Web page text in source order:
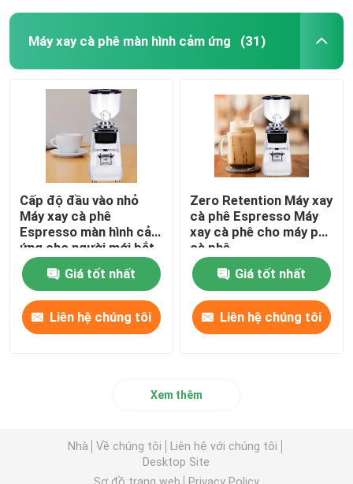
Máy xay cà phê màn hình cảm ứng (31)
Cấp độ đầu vào nhỏ
Máy xay cà phê
Espresso màn hình cảm
ứng cho người mới bắt
đầu
Giá tốt nhất
Liên hệ chúng tôi
Zero Retention Máy xay
cà phê Espresso Máy
xay cà phê cho máy pha
cà phê
Giá tốt nhất
Liên hệ chúng tôi
Xem thêm
Nhà Về chúng tôi
Liên hệ với chúng tôi
Desktop Site
Sơ đồ trang web
Privacy Policy